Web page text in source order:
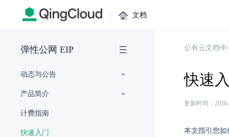
| 文档
弹性公网 EIP
动态与公告
产品简介
计费指南
快速入门
公有云文档中
快速
更新时间：
本文指引您如